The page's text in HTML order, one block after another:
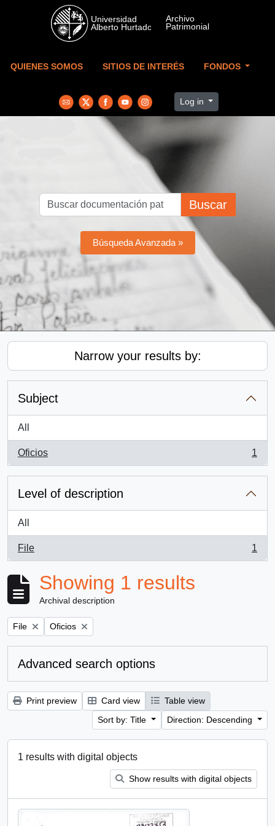
Skip to main content
QUIENES SOMOS SITIOS DE INTERÉS FONDOS
Log in
Buscar
Búsqueda Avanzada »
Narrow your results by:
Subject
All
Oficios
, 1 results
1
Level of description
All
File
, 1 results
1
Showing 1 results
Archival description
Remove filter:
File Remove filter:
Oficios
Advanced search options
Print preview Card view
Table view
Sort by: Title
Direction: Descending
1 results with digital objects
Show results with digital objects